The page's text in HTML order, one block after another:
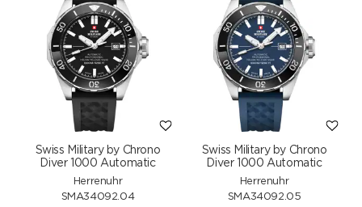
Swiss Military by Chrono
Diver 1000 Automatic
Herrenuhr
SMA34092.04
Swiss Military by Chrono
Diver 1000 Automatic
Herrenuhr
SMA34092.05